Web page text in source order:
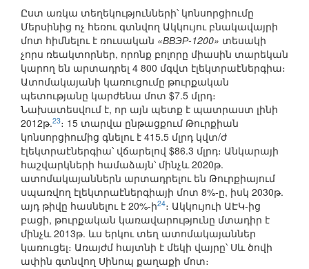
Ըստ առկա տեղեկությունների՝ կոնսորցիումը
Մերսինից ոչ հեռու գտնվող Ակկույու բնակավայրի
մոտ հիմնելու է ռուսական «ВВЭР-1200» տեսակի
չորս ռեակտորներ, որոնք բոլորը միասին տարեկան
կարող են արտադրել 4 800 մգվտ էլեկտրաէներգիա։
Ատոմակայանի կառուցումը թուրքական
պետությանը կարժենա մոտ $7.5 մլրդ։
Նախատեսվում է, որ այն պետք է պատրաստ լինի
2012թ.23։ 15 տարվա ընթացքում Թուրքիան
կոնսորցիումից գնելու է 415.5 մլրդ կվտ/ժ
էլեկտրաէներգիա՝ վճարելով $86.3 մլրդ։ Անկարայի
հաշվարկների համաձայն՝ մինչև 2020թ.
ատոմակայաններն արտադրելու են Թուրքիայում
սպառվող էլեկտրաէներգիայի մոտ 8%-ը, իսկ 2030թ.
այդ թիվը հասնելու է 20%-ի24։ Ակկույուի ԱԷԿ-ից
բացի, թուրքական կառավարությունը մտադիր է
մինչև 2013թ. ևս երկու տեղ ատոմակայաններ
կառուցել։ Առայժմ հայտնի է մեկի վայրը՝ Սև ծովի
ափին գտնվող Սինոպ քաղաքի մոտ։